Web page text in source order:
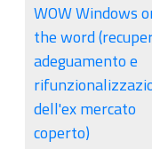
WOW Windows
the word
adeguamento e
dell'ex mercato
coperto)